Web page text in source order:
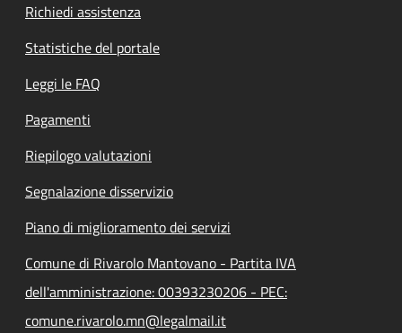
Richiedi assistenza
Statistiche del portale
Leggi le FAQ
Pagamenti
Riepilogo valutazioni
Segnalazione disservizio
Piano di miglioramento dei servizi
Comune di Rivarolo Mantovano - Partita IVA
dell'amministrazione: 00393230206 - PEC:
comune.rivarolo.mn@legalmail.it